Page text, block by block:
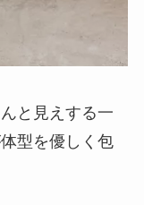
と見えする一
型を優しく包